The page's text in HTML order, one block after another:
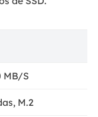
MB/S
M.2